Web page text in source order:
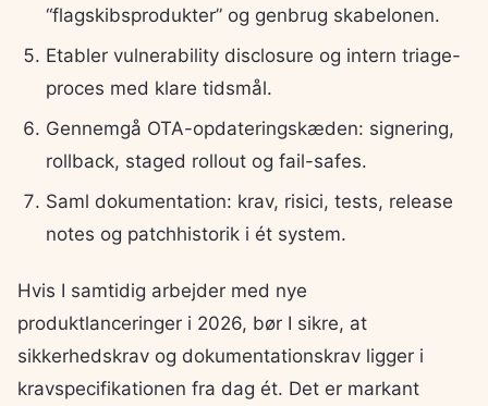
“flagskibsprodukter” og genbrug skabelonen.
Etabler vulnerability disclosure og intern triage-
proces med klare tidsmål.
Gennemgå OTA-opdateringskæden: signering,
rollback, staged rollout og fail-safes.
Saml dokumentation: krav, risici, tests, release
notes og patchhistorik i ét system.
Hvis I samtidig arbejder med nye
produktlanceringer i 2026, bør I sikre, at
sikkerhedskrav og dokumentationskrav ligger i
kravspecifikationen fra dag ét. Det er markant